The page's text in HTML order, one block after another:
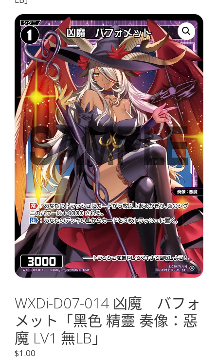
WXDi-D07-014 凶魔 バフォ
メット「黑色 精靈 奏像：惡
魔 LV1 無LB」
$1.00